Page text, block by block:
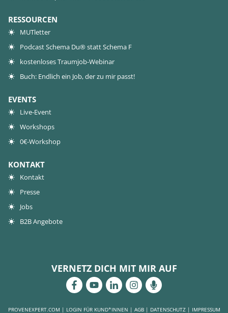
RESSOURCEN
MUTletter
Podcast Schema Du® statt Schema F
kostenloses Traumjob-Webinar
Buch: Endlich ein Job, der zu mir passt!
EVENTS
Live-Event
Workshops
0€-Workshop
KONTAKT
Kontakt
Presse
Jobs
B2B Angebote
VERNETZ DICH MIT MIR AUF
PROVENEXPERT.COM | LOGIN FÜR KUND*INNEN | AGB| DATENSCHUTZ| IMPRESSUM